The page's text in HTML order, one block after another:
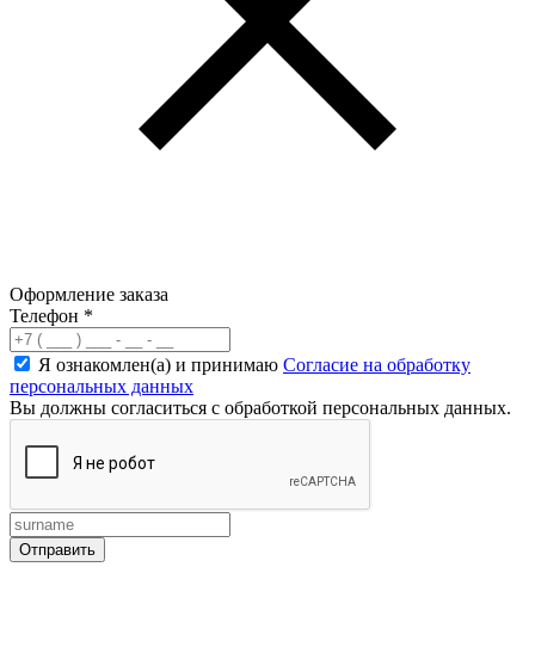
Оформление заказа
Телефон *
Я ознакомлен(а) и принимаю Согласие на обработку
персональных данных
Вы должны согласиться с обработкой персональных данных.